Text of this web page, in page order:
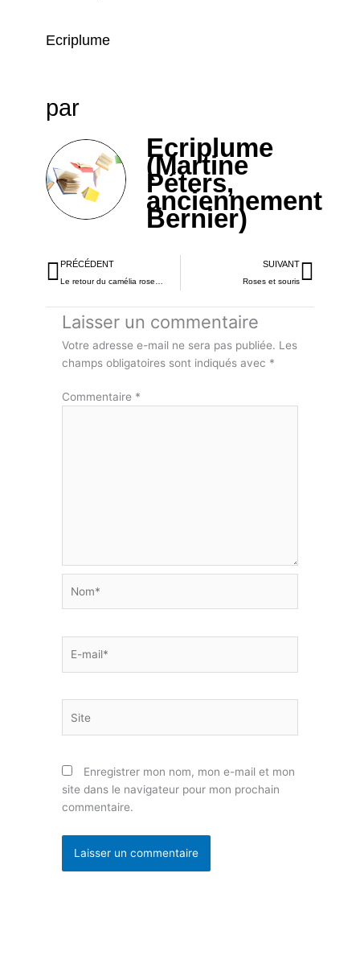
Ecriplume
par
Ecriplume
(Martine
Péters,
anciennement
Bernier)
Précédent
PRÉCÉDENT
Le retour du camélia rose…
SUIVANT
Roses et souris
Laisser un commentaire
Votre adresse e-mail ne sera pas publiée. Les
champs obligatoires sont indiqués avec *
Commentaire *
mail*
Enregistrer mon nom, mon e-mail et mon
site dans le navigateur pour mon prochain
commentaire.